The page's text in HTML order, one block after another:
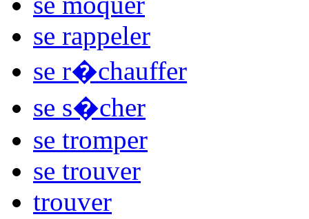
se rappeler
se r�chauffer
se s�cher
se tromper
se trouver
trouver